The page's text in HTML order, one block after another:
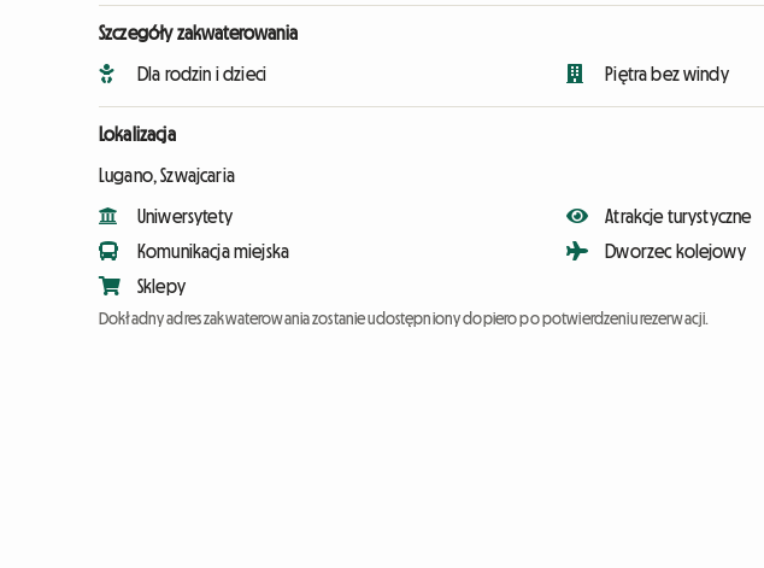
Szczegóły zakwaterowania
Dla rodzin i dzieci Piętra bez windy
Lokalizacja
Lugano, Szwajcaria
Uniwersytety
Komunikacja miejska
Sklepy
Atrakcje turystyczne
Dworzec kolejowy
Dokładny adres zakwaterowania zostanie udostępniony dopiero po potwierdzeniu rezerwacji.